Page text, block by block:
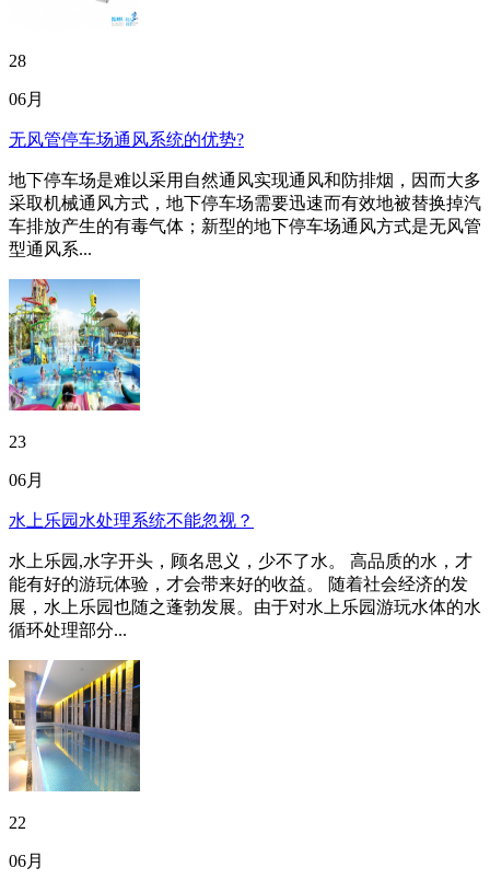
28
06月
无风管停车场通风系统的优势?
地下停车场是难以采用自然通风实现通风和防排烟，因而大多
采取机械通风方式，地下停车场需要迅速而有效地被替换掉汽
车排放产生的有毒气体；新型的地下停车场通风方式是无风管
型通风系...
23
06月
水上乐园水处理系统不能忽视？
水上乐园,水字开头，顾名思义，少不了水。 高品质的水，才
能有好的游玩体验，才会带来好的收益。 随着社会经济的发
展，水上乐园也随之蓬勃发展。由于对水上乐园游玩水体的水
循环处理部分...
22
06月